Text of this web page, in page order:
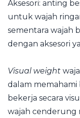
Aksesori: anting
untuk wajah
sementara wajah
dengan aksesori
Visual weight
dalam
bekerja secara
wajah cenderung